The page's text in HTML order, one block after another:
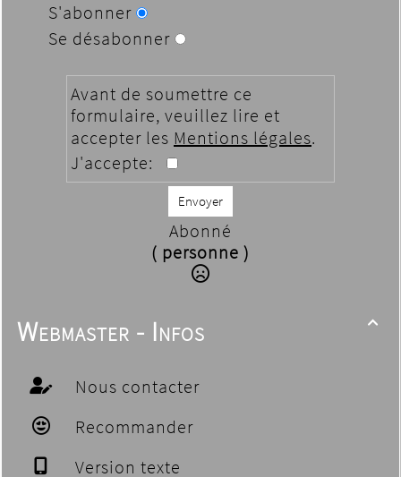
S'abonner
Se désabonner
Avant de soumettre ce
formulaire, veuillez lire et
accepter les Mentions légales.
J'accepte:
Envoyer
Abonné
( personne )

Webmaster - Infos
Nous contacter
Recommander
Version texte